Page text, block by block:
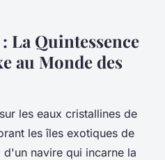
La Quintessence
au Monde des
les eaux cristallines de
les îles exotiques de
navire qui incarne la